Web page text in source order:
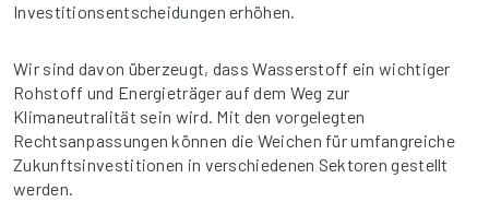
Investitionsentscheidungen erhöhen.
Wir sind davon überzeugt, dass Wasserstoff ein wichtiger
Rohstoff und Energieträger auf dem Weg zur
Klimaneutralität sein wird. Mit den vorgelegten
Rechtsanpassungen können die Weichen für umfangreiche
Zukunftsinvestitionen in verschiedenen Sektoren gestellt
werden.